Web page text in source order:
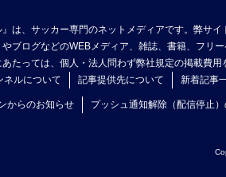
』は、サッカー専門のネットメディアです。弊サ
ブログなどのWEBメディア、雑誌、書籍、フリ
たっては、個人・法人問わず弊社規定の掲載費用
ネルについて
記事提供先について 新着記事
からのお知らせ プッシュ通知解除（配信停止